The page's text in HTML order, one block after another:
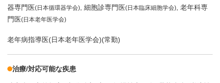
器専門医(日本循環器学会) 細胞診専門医(日本臨床細胞学会) 老年科専
門医(日本老年医学会)
老年病指導医(日本老年医学会)(常勤)
治療/対応可能な疾患